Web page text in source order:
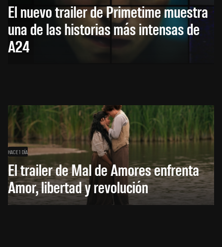
El nuevo trailer de Primetime muestra
una de las historias más intensas de
A24
HACE 1 DÍA
El trailer de Mal de Amores enfrenta
Amor, libertad y revolución